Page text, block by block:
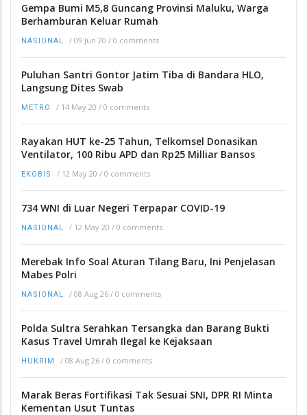
Gempa Bumi M5,8 Guncang Provinsi Maluku, Warga
Berhamburan Keluar Rumah
NASIONAL / 09 Jun 20 / 0 comments
Puluhan Santri Gontor Jatim Tiba di Bandara HLO,
Langsung Dites Swab
METRO / 14 May 20 / 0 comments
Rayakan HUT ke-25 Tahun, Telkomsel Donasikan
Ventilator, 100 Ribu APD dan Rp25 Milliar Bansos
EKOBIS / 12 May 20 / 0 comments
734 WNI di Luar Negeri Terpapar COVID-19
NASIONAL / 12 May 20 / 0 comments
Merebak Info Soal Aturan Tilang Baru, Ini Penjelasan
Mabes Polri
NASIONAL / 08 Aug 26 / 0 comments
Polda Sultra Serahkan Tersangka dan Barang Bukti
Kasus Travel Umrah Ilegal ke Kejaksaan
HUKRIM / 08 Aug 26 / 0 comments
Marak Beras Fortifikasi Tak Sesuai SNI, DPR RI Minta
Kementan Usut Tuntas